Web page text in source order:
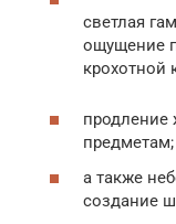
светлая
ощущение
крохотной
предметам;
а также
создание